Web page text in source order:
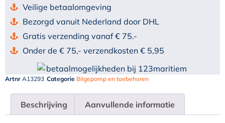
Veilige betaalomgeving
Bezorgd vanuit Nederland door DHL
Gratis verzending vanaf € 75.-
Onder de € 75,- verzendkosten € 5,95
Artnr A13293 Categorie Bilgepomp en toebehoren
Beschrijving Aanvullende informatie